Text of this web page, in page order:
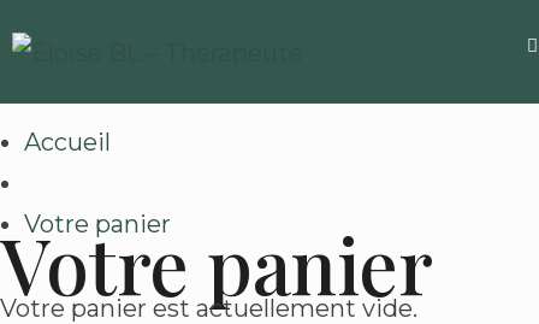
Accueil
Votre panier
Votre panier
Votre panier est actuellement vide.